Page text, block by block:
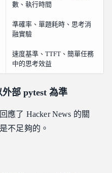
數、執行時間
準確率、單題耗時、思考消
融實驗
速度基準、TTFT、簡單任務
中的思考效益
部 pytest 為準
應了 Hacker News 的關
不足夠的。